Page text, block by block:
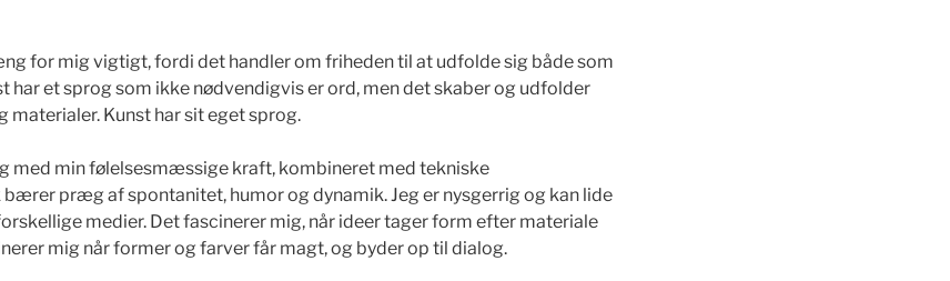
for mig vigtigt, fordi det handler om friheden til at udfolde sig både som
har et sprog som ikke nødvendigvis er ord, men det skaber og udfolder
Kunst har sit eget sprog.
med min følelsesmæssige kraft, kombineret med tekniske
præg af spontanitet, humor og dynamik. Jeg er nysgerrig og kan lide
medier. Det fascinerer mig, når ideer tager form efter materiale
mig når former og farver får magt, og byder op til dialog.